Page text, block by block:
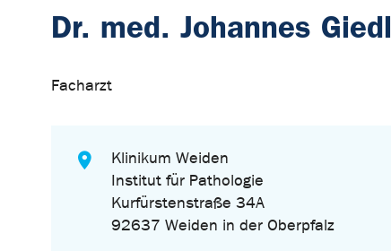
Dr. med. Johannes Giedl
Facharzt
Klinikum Weiden
Institut für Pathologie
Kurfürstenstraße 34A
92637 Weiden in der Oberpfalz